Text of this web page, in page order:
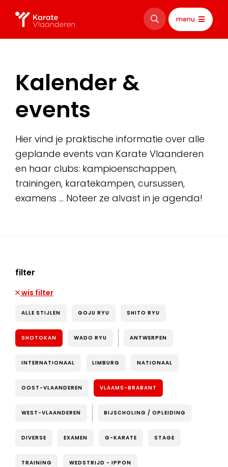
menu
Kalender &
events
Hier vind je praktische informatie over alle
geplande events van Karate Vlaanderen
en haar clubs: kampioenschappen,
trainingen, karatekampen, cursussen,
examens … Noteer ze alvast in je agenda!
filter
wis filter
ALLE STIJLEN GOJU RYU SHITO RYU
SHOTOKAN WADO RYU ANTWERPEN
INTERNATIONAAL LIMBURG NATIONAAL
OOST-VLAANDEREN VLAAMS-BRABANT
WEST-VLAANDEREN BIJSCHOLING / OPLEIDING
DIVERSE EXAMEN G-KARATE STAGE
TRAINING WEDSTRIJD - IPPON